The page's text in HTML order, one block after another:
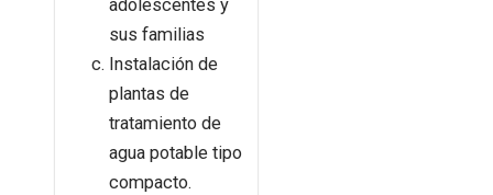
adolescentes y
sus familias
Instalación de
plantas de
tratamiento de
agua potable tipo
compacto.